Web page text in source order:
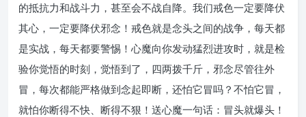
的抵抗力和战斗力，甚至会不战自降。我们戒色一定要降伏
其心，一定要降伏邪念！戒色就是念头之间的战争，每天都
是实战，每天都要警惕！心魔向你发动猛烈进攻时，就是检
验你觉悟的时刻，觉悟到了，四两拨千斤，邪念尽管往外
冒，每次都能严格做到念起即断，还怕它冒吗？不怕它冒，
就怕你断得不快、断得不狠！送心魔一句话：冒头就爆头！